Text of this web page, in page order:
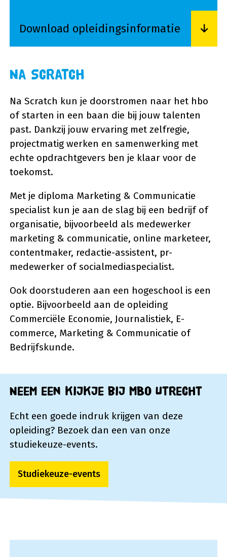
Download opleidingsinformatie
Na Scratch
Na Scratch kun je doorstromen naar het hbo
of starten in een baan die bij jouw talenten
past. Dankzij jouw ervaring met zelfregie,
projectmatig werken en samenwerking met
echte opdrachtgevers ben je klaar voor de
toekomst.
Met je diploma Marketing & Communicatie
specialist kun je aan de slag bij een bedrijf of
organisatie, bijvoorbeeld als medewerker
marketing & communicatie, online marketeer,
contentmaker, redactie-assistent, pr-
medewerker of socialmediaspecialist.
Ook doorstuderen aan een hogeschool is een
optie. Bijvoorbeeld aan de opleiding
Commerciële Economie, Journalistiek, E-
commerce, Marketing & Communicatie of
Bedrijfskunde.
Neem een kijkje bij MBO Utrecht
Echt een goede indruk krijgen van deze
opleiding? Bezoek dan een van onze
studiekeuze-events.
Studiekeuze-events